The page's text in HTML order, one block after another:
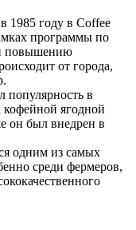
1985 году в Coffee
программы по
повышению
от города,
популярность в
кофейной ягодной
он был внедрен в
одним из самых
среди фермеров,